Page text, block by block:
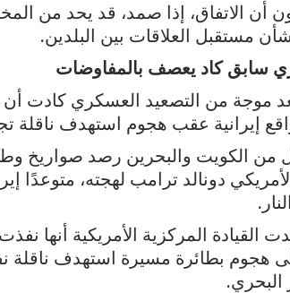
أن الاتفاق، إذا صمد، قد يحد من
مستقبل العلاقات بين البلدين.
سابق كاد يعصف بالمفاوضات
موجة من التصعيد العسكري كادت
إيرانية عقب هجوم استهدف ناقلة
من الكويت والبحرين رصد صواريخ
دونالد ترامب لهجته،
القيادة المركزية الأمريكية
هجوم بطائرة مسيرة استهدف ناقلة
البحري.